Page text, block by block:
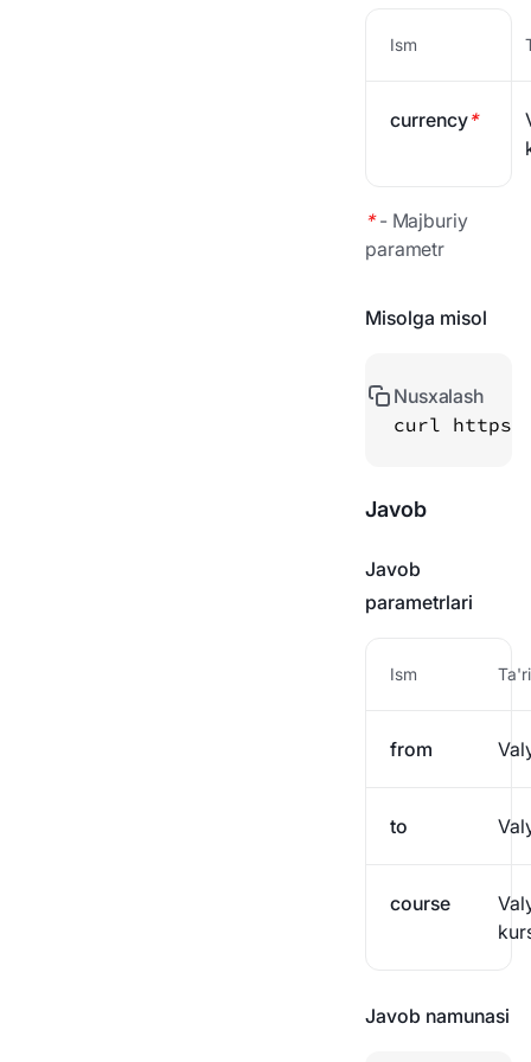
Ism
currency*
*- Majburiy
parametr
Misolga misol
curl https:
Nusxalash
Javob
Javob
parametrlari
Ism
from
to
course
Javob namunasi